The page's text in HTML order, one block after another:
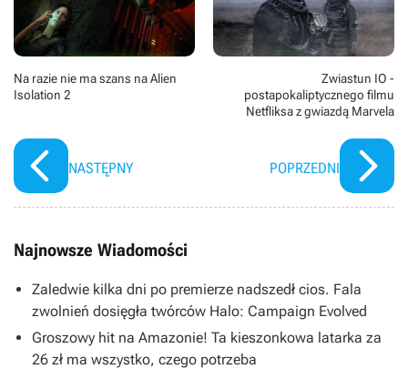
Na razie nie ma szans na Alien
Isolation 2
NASTĘPNY
Zwiastun IO -
postapokaliptycznego filmu
Netfliksa z gwiazdą Marvela
POPRZEDNI
Najnowsze Wiadomości
Zaledwie kilka dni po premierze nadszedł cios. Fala
zwolnień dosięgła twórców Halo: Campaign Evolved
Groszowy hit na Amazonie! Ta kieszonkowa latarka za
26 zł ma wszystko, czego potrzeba